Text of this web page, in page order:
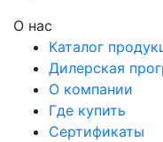
О нас
Каталог
Дилерская
О компании
Где купить
Сертификаты